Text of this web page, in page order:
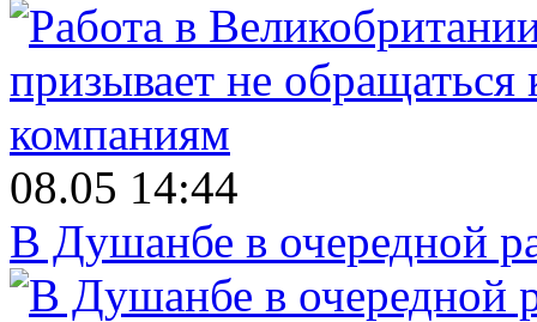
08.05 14:44
В Душанбе в очередной